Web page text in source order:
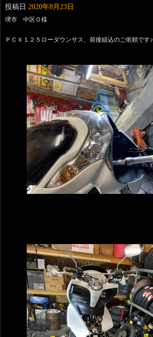
投稿日 2020年8月23日
堺市 中区Ｏ様
ＰＣＸ１２５ローダウンサス、前後組込のご依頼です♪